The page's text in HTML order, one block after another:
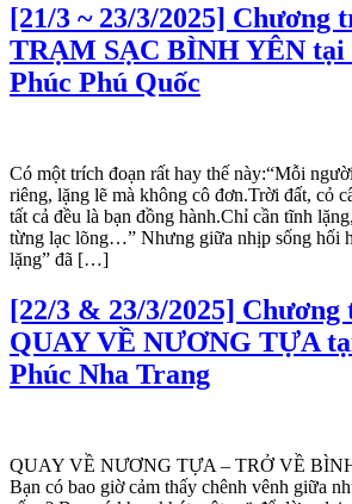
[21/3 ~ 23/3/2025] Chương
TRẠM SẠC BÌNH YÊN tại
Phúc Phú Quốc
Có một trích đoạn rất hay thế này:“Mỗi
riêng, lặng lẽ mà không cô đơn.Trời đất, cỏ
tất cả đều là bạn đồng hành.Chỉ cần tĩnh
từng lạc lõng…” Nhưng giữa nhịp sống hối
lặng” đã […]
[22/3 & 23/3/2025]
QUAY VỀ NƯƠNG TỰA
Phúc Nha Trang
QUAY VỀ NƯƠNG TỰA – TRỞ VỀ
Bạn có bao giờ cảm thấy chênh vênh giữa